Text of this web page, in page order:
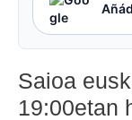
Saioa
19:00etan